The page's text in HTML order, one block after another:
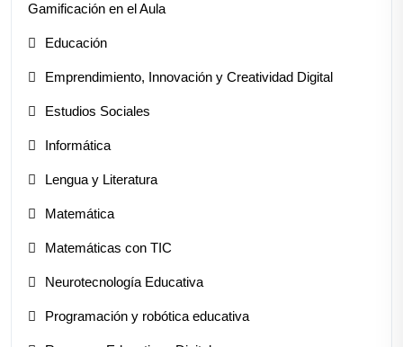
Gamificación en el Aula
Educación
Emprendimiento, Innovación y Creatividad Digital
Estudios Sociales
Informática
Lengua y Literatura
Matemática
Matemáticas con TIC
Neurotecnología Educativa
Programación y robótica educativa